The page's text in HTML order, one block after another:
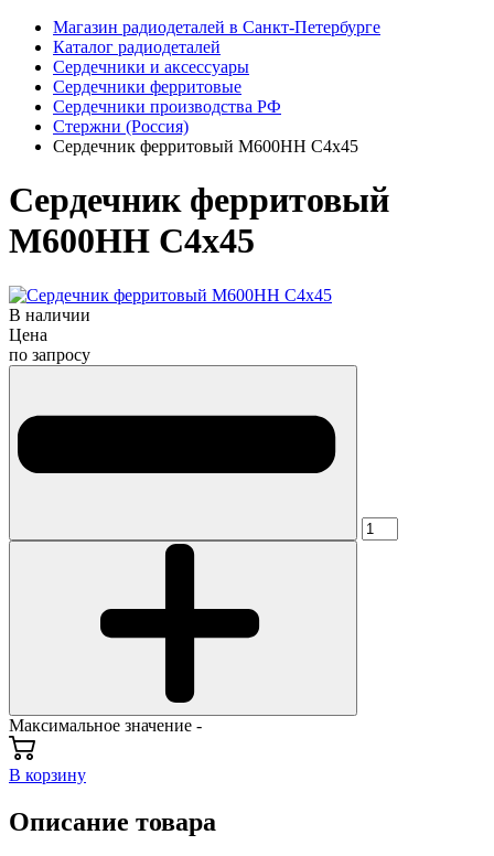
Магазин радиодеталей в Санкт-Петербурге
Каталог радиодеталей
Сердечники и аксессуары
Сердечники ферритовые
Сердечники производства РФ
Стержни (Россия)
Сердечник ферритовый М600НН С4х45
Сердечник ферритовый
М600НН С4х45
В наличии
Цена
по запросу
Максимальное значение -
В корзину
Описание товара